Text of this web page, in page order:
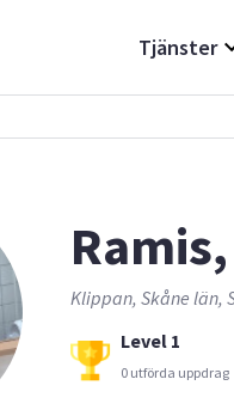
Tjänster
Klippan, Skåne län,
Level 1
0 utförda uppdrag